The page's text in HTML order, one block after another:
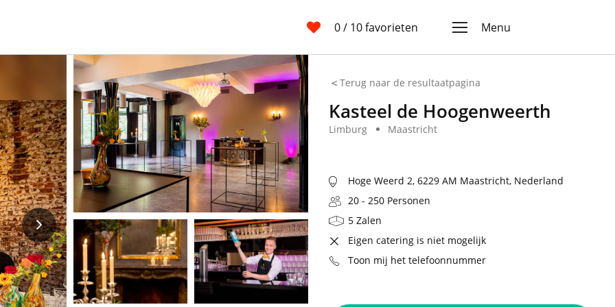
0/ 10 favorieten Menu
Terug naar de resultaatpagina
Kasteel de Hoogenweerth
Limburg Maastricht
Hoge Weerd 2, 6229 AM Maastricht, Nederland
20 - 250 Personen
5 Zalen
Eigen catering is niet mogelijk
Toon mij het telefoonnummer